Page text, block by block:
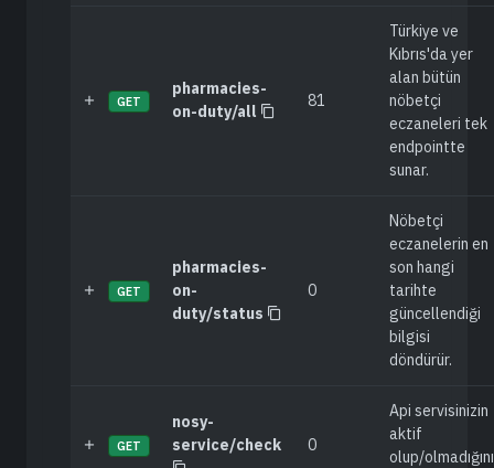
GET
pharmacies-
on-duty/all
81
Türkiye ve
Kıbrıs'da yer
alan bütün
nöbetçi
eczaneleri tek
endpointte
sunar.
GET
pharmacies-
on-
duty/status
0
Nöbetçi
eczanelerin en
son hangi
tarihte
güncellendiği
bilgisi
döndürür.
GET
nosy-
service/check
0
Api servisinizin
aktif
olup/olmadığını